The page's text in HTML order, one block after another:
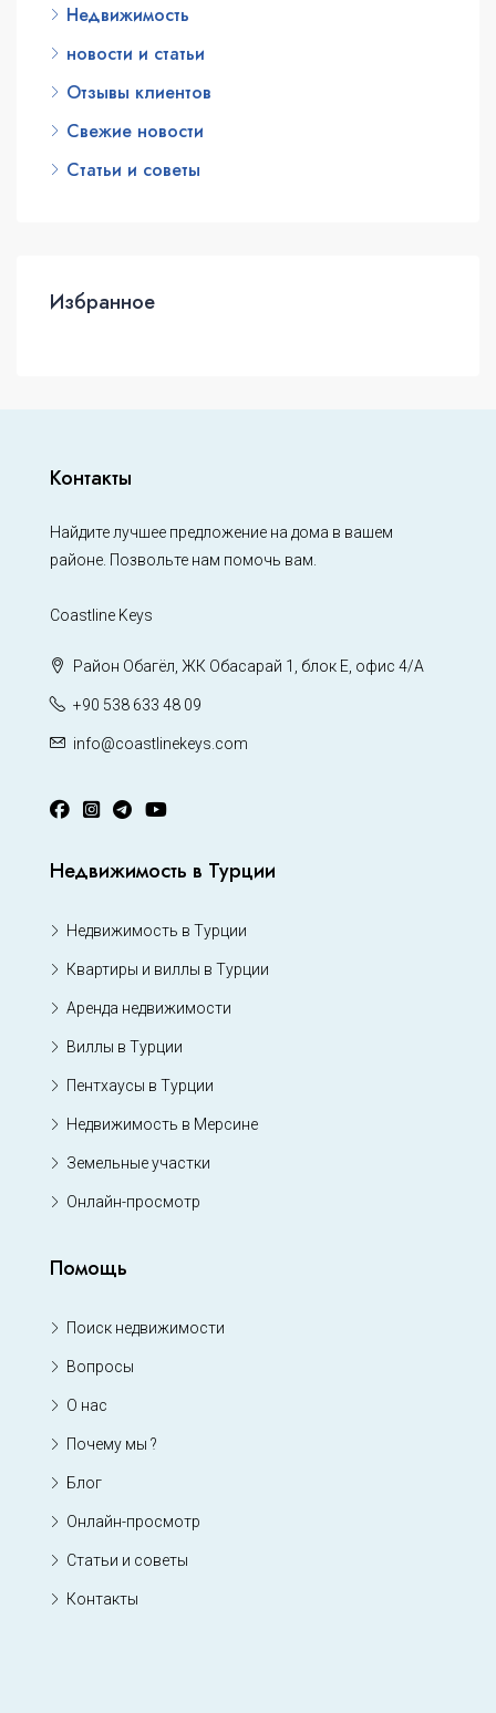
Недвижимость
новости и статьи
Отзывы клиентов
Свежие новости
Статьи и советы
Избранное
Контакты
Найдите лучшее предложение на дома в вашем
районе. Позвольте нам помочь вам.
Coastline Keys
Район Обагёл, ЖК Обасарай 1, блок Е, офис 4/А
+90 538 633 48 09
info@coastlinekeys.com
Недвижимость в Турции
Недвижимость в Турции
Квартиры и виллы в Турции
Аренда недвижимости
Виллы в Турции
Пентхаусы в Турции
Недвижимость в Мерсине
Земельные участки
Онлайн-просмотр
Помощь
Поиск недвижимости
Вопросы
О нас
Почему мы ?
Блог
Онлайн-просмотр
Статьи и советы
Контакты